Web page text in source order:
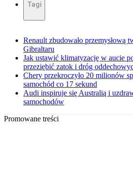
Tagi
Renault zbudowało przemysłową
Gibraltaru
Jak ustawić klimatyzację w aucie
przeziębić zatok i dróg
Chery przekroczyło 20 milionów
samochód co 17 sekund
Audi inspiruje się Australią i
samochodów
Promowane treści